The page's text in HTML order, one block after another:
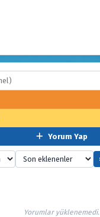
Yorum Yap
Yorumlar yüklenemedi.